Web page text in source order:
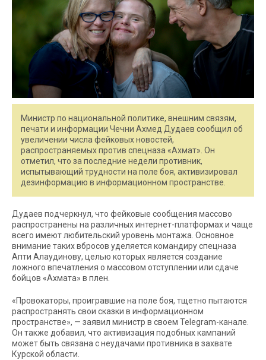
Министр по национальной политике, внешним связям,
печати и информации Чечни Ахмед Дудаев сообщил об
увеличении числа фейковых новостей,
распространяемых против спецназа «Ахмат». Он
отметил, что за последние недели противник,
испытывающий трудности на поле боя, активизировал
дезинформацию в информационном пространстве.
Дудаев подчеркнул, что фейковые сообщения массово
распространены на различных интернет-платформах и чаще
всего имеют любительский уровень монтажа. Основное
внимание таких вбросов уделяется командиру спецназа
Апти Алаудинову, целью которых является создание
ложного впечатления о массовом отступлении или сдаче
бойцов «Ахмата» в плен.
«Провокаторы, проигравшие на поле боя, тщетно пытаются
распространять свои сказки в информационном
пространстве», — заявил министр в своем Telegram-канале.
Он также добавил, что активизация подобных кампаний
может быть связана с неудачами противника в захвате
Курской области.